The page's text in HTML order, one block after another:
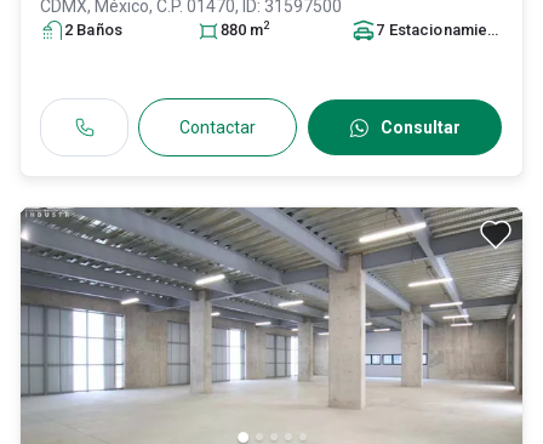
CDMX, México, C.P. 01470, ID: 31597500
2 Baños 880 m2 7 Estacionamiento
Contactar Consultar